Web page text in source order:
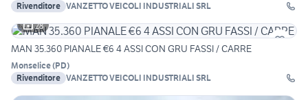
Rivenditore VANZETTO VEICOLI INDUSTRIALI SRL
28
MAN 35.360 PIANALE €6 4 ASSI CON GRU FASSI / CARRE
Monselice(PD)
Rivenditore VANZETTO VEICOLI INDUSTRIALI SRL